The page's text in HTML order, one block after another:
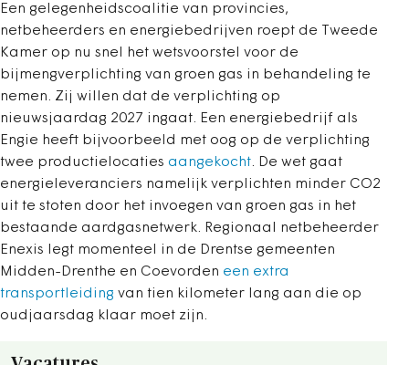
Een gelegenheidscoalitie van provincies,
netbeheerders en energiebedrijven roept de Tweede
Kamer op nu snel het wetsvoorstel voor de
bijmengverplichting van groen gas in behandeling te
nemen. Zij willen dat de verplichting op
nieuwsjaardag 2027 ingaat. Een energiebedrijf als
Engie heeft bijvoorbeeld met oog op de verplichting
twee productielocaties aangekocht. De wet gaat
energieleveranciers namelijk verplichten minder CO2
uit te stoten door het invoegen van groen gas in het
bestaande aardgasnetwerk. Regionaal netbeheerder
Enexis legt momenteel in de Drentse gemeenten
Midden-Drenthe en Coevorden een extra
transportleiding van tien kilometer lang aan die op
oudjaarsdag klaar moet zijn.